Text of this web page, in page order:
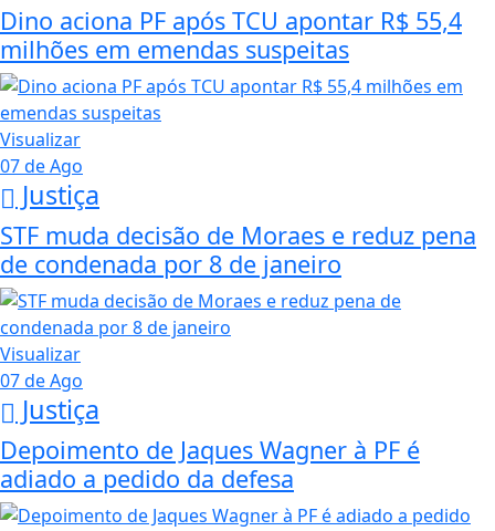
Dino aciona PF após TCU apontar R$ 55,4
milhões em emendas suspeitas
Visualizar
07 de Ago
Justiça
STF muda decisão de Moraes e reduz pena
de condenada por 8 de janeiro
Visualizar
07 de Ago
Justiça
Depoimento de Jaques Wagner à PF é
adiado a pedido da defesa